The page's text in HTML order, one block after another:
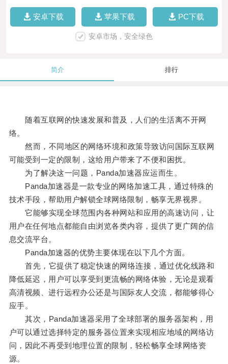
安卓下载 苹果下载 PC下载
安卓市场，安全绿色
简介 排行
随着互联网的快速发展和普及，人们的生活离不开网
络。
然而，不同地区的网络环境和政策导致访问国际互联网
可能受到一定的限制，这给用户带来了不便和困扰。
为了解决这一问题，Panda加速器应运而生。
Panda加速器是一款专业的网络加速工具，通过特殊的
技术手段，帮助用户解锁全球网络限制，畅享无界视界。
它能够实现全球范围内各种网站和应用的高速访问，让
用户在任何地点都能自由浏览各类内容，提供了更广阔的信
息交流平台。
Panda加速器的优势主要体现在以下几个方面。
首先，它提供了稳定快速的网络连接，通过优化线路和
降低延迟，用户可以享受到更流畅的网络体验，无论是观看
高清视频、进行远程办公还是与国际友人交流，都能够得心
应手。
其次，Panda加速器采用了全球部署的服务器架构，用
户可以通过选择特定的服务器位置来实现相应地域的网络访
问，因此不再受到地理位置的限制，轻松畅享全球网络资
源。